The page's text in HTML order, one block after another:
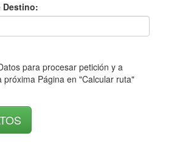
Destino:
para procesar petición y a
próxima Página en "Calcular ruta"